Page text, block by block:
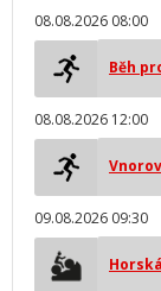
08.08.2026 08:00
Běh
08.08.2026 12:00
09.08.2026 09:30